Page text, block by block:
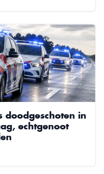
doodgeschoten in
echtgenoot